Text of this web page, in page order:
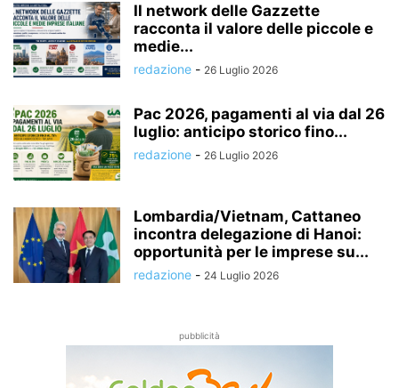
Il network delle Gazzette
racconta il valore delle piccole e
medie...
redazione - 26 Luglio 2026
Pac 2026, pagamenti al via dal 26
luglio: anticipo storico fino...
redazione - 26 Luglio 2026
Lombardia/Vietnam, Cattaneo
incontra delegazione di Hanoi:
opportunità per le imprese su...
redazione - 24 Luglio 2026
pubblicità